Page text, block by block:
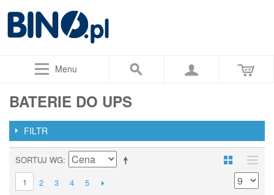
Menu
BATERIE DO UPS
FILTR
SORTUJ WG
1
2 3 4 5